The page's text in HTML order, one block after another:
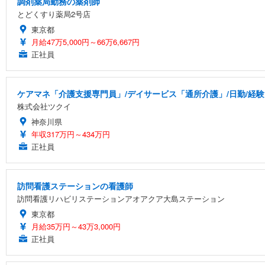
とどくすり薬局2号店
東京都
月給47万5,000円～66万6,667円
正社員
ケアマネ「介護支援専門員」/デイサービス「通所介護」/日勤/経
株式会社ツクイ
神奈川県
年収317万円～434万円
正社員
訪問看護ステーションの看護師
訪問看護リハビリステーションアオアクア大島ステーション
東京都
月給35万円～43万3,000円
正社員